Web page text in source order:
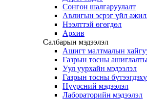
Сонгон шалгаруулалт
Авлигын эсрэг үйл
Нээлттэй өгөгдөл
Архив
Салбарын мэдээлэл
Ашигт малтмалын
Газрын тосны
Уул уурхайн мэдээлэл
Газрын тосны
Нүүрсний мэдээлэл
Лабораторийн мэдээлэл